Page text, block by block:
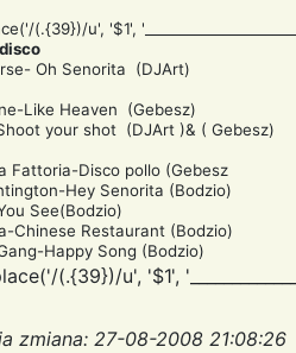
(.{39})/u', '$1',
Oh Senorita (DJArt)
Like Heaven (Gebesz)
your shot (DJArt )& ( Gebesz)
Fattoria-Disco pollo (Gebesz
Hey Senorita (Bodzio)
See(Bodzio)
Chinese Restaurant (Bodzio)
Happy Song (Bodzio)
(.{39})/u', '$1',
zmiana: 27-08-2008 21:08:26